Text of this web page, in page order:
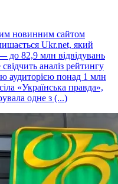
новинним сайтом
Ukr.net, який
до 82,9 млн відвідувань
аналіз рейтингу
аудиторією понад 1 млн
«Українська правда»,
одне з (...)